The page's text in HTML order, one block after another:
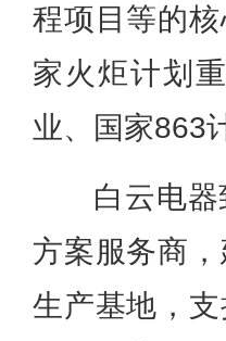
程项目等的
家火炬计划
业、国家863
白云电
方案服务商
生产基地，